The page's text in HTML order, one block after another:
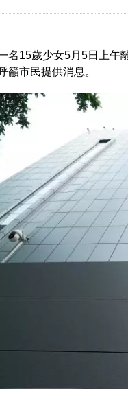
名15歲少女5月5日上午
籲市民提供消息。